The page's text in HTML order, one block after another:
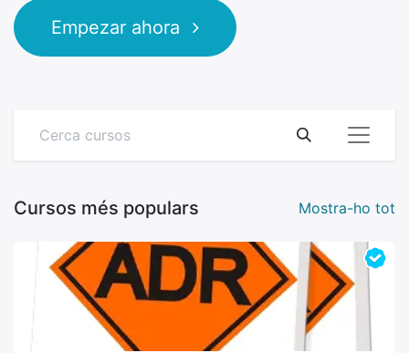
Empezar ahora
Mostra-ho tot
Cursos més populars